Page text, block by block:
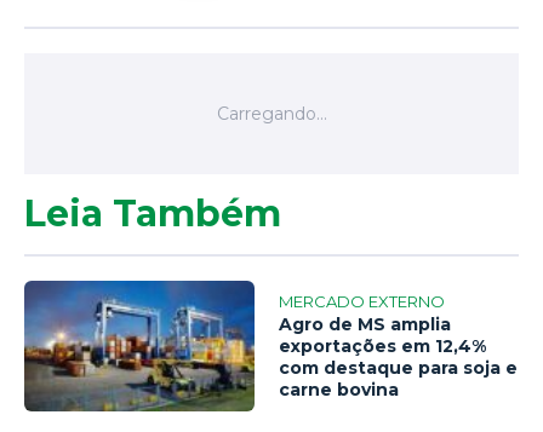
Leia Também
MERCADO EXTERNO
Agro de MS amplia
exportações em 12,4%
com destaque para soja e
carne bovina